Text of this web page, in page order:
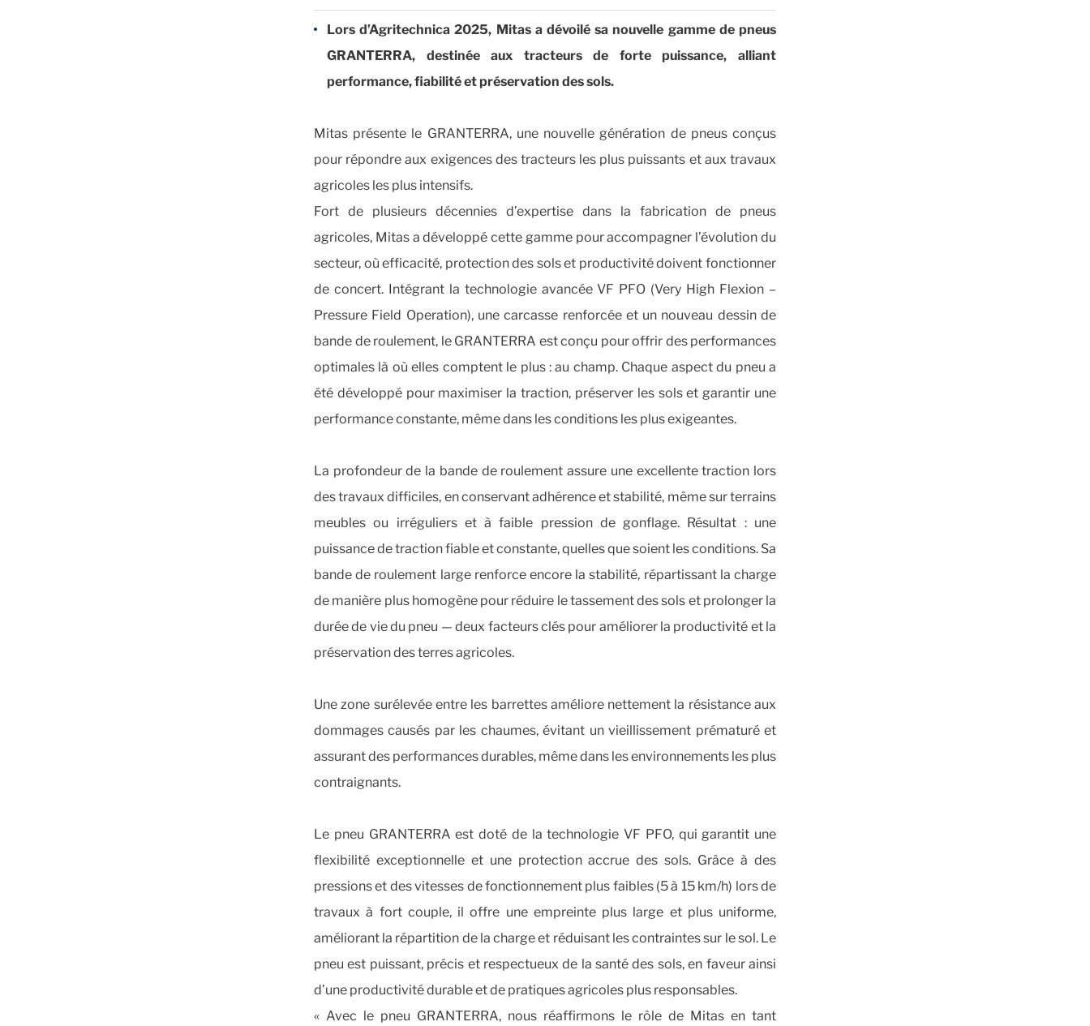
Lors d’Agritechnica 2025, Mitas a dévoilé sa nouvelle gamme de pneus
GRANTERRA, destinée aux tracteurs de forte puissance, alliant
performance, fiabilité et préservation des sols.
Mitas présente le GRANTERRA, une nouvelle génération de pneus conçus
pour répondre aux exigences des tracteurs les plus puissants et aux travaux
agricoles les plus intensifs.
Fort de plusieurs décennies d’expertise dans la fabrication de pneus
agricoles, Mitas a développé cette gamme pour accompagner l’évolution du
secteur, où efficacité, protection des sols et productivité doivent fonctionner
de concert. Intégrant la technologie avancée VF PFO (Very High Flexion –
Pressure Field Operation), une carcasse renforcée et un nouveau dessin de
bande de roulement, le GRANTERRA est conçu pour offrir des performances
optimales là où elles comptent le plus : au champ. Chaque aspect du pneu a
été développé pour maximiser la traction, préserver les sols et garantir une
performance constante, même dans les conditions les plus exigeantes.
La profondeur de la bande de roulement assure une excellente traction lors
des travaux difficiles, en conservant adhérence et stabilité, même sur terrains
meubles ou irréguliers et à faible pression de gonflage. Résultat : une
puissance de traction fiable et constante, quelles que soient les conditions. Sa
bande de roulement large renforce encore la stabilité, répartissant la charge
de manière plus homogène pour réduire le tassement des sols et prolonger la
durée de vie du pneu — deux facteurs clés pour améliorer la productivité et la
préservation des terres agricoles.
Une zone surélevée entre les barrettes améliore nettement la résistance aux
dommages causés par les chaumes, évitant un vieillissement prématuré et
assurant des performances durables, même dans les environnements les plus
contraignants.
Le pneu GRANTERRA est doté de la technologie VF PFO, qui garantit une
flexibilité exceptionnelle et une protection accrue des sols. Grâce à des
pressions et des vitesses de fonctionnement plus faibles (5 à 15 km/h) lors de
travaux à fort couple, il offre une empreinte plus large et plus uniforme,
améliorant la répartition de la charge et réduisant les contraintes sur le sol. Le
pneu est puissant, précis et respectueux de la santé des sols, en faveur ainsi
d’une productivité durable et de pratiques agricoles plus responsables.
« Avec le pneu GRANTERRA, nous réaffirmons le rôle de Mitas en tant